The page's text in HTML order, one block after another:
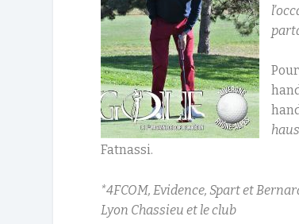
Fatnassi.
*4FCOM, Evidence, Spart et
Lyon Chassieu et le club